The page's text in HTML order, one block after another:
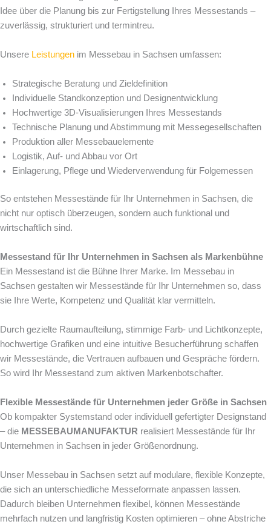
Idee über die Planung bis zur Fertigstellung Ihres Messestands –
zuverlässig, strukturiert und termintreu.
Unsere Leistungen im Messebau in Sachsen umfassen:
Strategische Beratung und Zieldefinition
Individuelle Standkonzeption und Designentwicklung
Hochwertige 3D-Visualisierungen Ihres Messestands
Technische Planung und Abstimmung mit Messegesellschaften
Produktion aller Messebauelemente
Logistik, Auf- und Abbau vor Ort
Einlagerung, Pflege und Wiederverwendung für Folgemessen
So entstehen Messestände für Ihr Unternehmen in Sachsen, die
nicht nur optisch überzeugen, sondern auch funktional und
wirtschaftlich sind.
Messestand für Ihr Unternehmen in Sachsen als Markenbühne
Ein Messestand ist die Bühne Ihrer Marke. Im Messebau in
Sachsen gestalten wir Messestände für Ihr Unternehmen so, dass
sie Ihre Werte, Kompetenz und Qualität klar vermitteln.
Durch gezielte Raumaufteilung, stimmige Farb- und Lichtkonzepte,
hochwertige Grafiken und eine intuitive Besucherführung schaffen
wir Messestände, die Vertrauen aufbauen und Gespräche fördern.
So wird Ihr Messestand zum aktiven Markenbotschafter.
Flexible Messestände für Unternehmen jeder Größe in Sachsen
Ob kompakter Systemstand oder individuell gefertigter Designstand
– die MESSEBAUMANUFAKTUR realisiert Messestände für Ihr
Unternehmen in Sachsen in jeder Größenordnung.
Unser Messebau in Sachsen setzt auf modulare, flexible Konzepte,
die sich an unterschiedliche Messeformate anpassen lassen.
Dadurch bleiben Unternehmen flexibel, können Messestände
mehrfach nutzen und langfristig Kosten optimieren – ohne Abstriche